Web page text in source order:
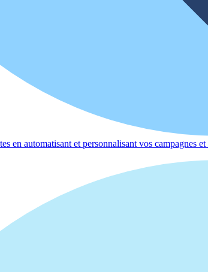
en automatisant et personnalisant vos campagnes